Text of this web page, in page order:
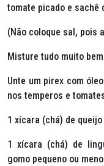
tomate picado e sachê
(Não coloque sal, pois
Misture tudo muito
Unte um pirex com
nos temperos e
1 xícara (chá) de
1 xícara (chá) de
gomo pequeno ou